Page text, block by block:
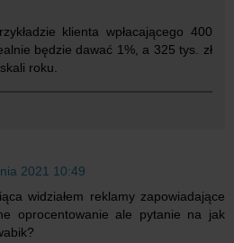
klienta wpłacającego 400
będzie dawać 1%, a 325 tys. zł
roku.
2021 10:49
widziałem reklamy zapowiadające
oprocentowanie ale pytanie na jak